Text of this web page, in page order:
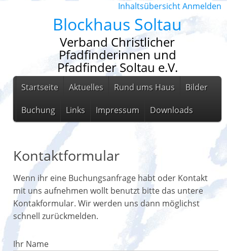
InhaltsübersichtAnmelden
Blockhaus Soltau
Verband Christlicher
Pfadfinderinnen und
Pfadfinder Soltau e.V.
Startseite Aktuelles Rund ums Haus Bilder
Buchung Links Impressum Downloads
Kontaktformular
Wenn ihr eine Buchungsanfrage habt oder Kontakt
mit uns aufnehmen wollt benutzt bitte das untere
Kontakformular. Wir werden uns dann möglichst
schnell zurückmelden.
Ihr Name